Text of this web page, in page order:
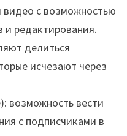
видео с возможностью
и редактирования.
делиться
исчезают через
возможность вести
с подписчиками в